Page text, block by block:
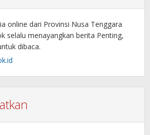
online dari Provinsi Nusa Tenggara
selalu menayangkan berita Penting,
dibaca.